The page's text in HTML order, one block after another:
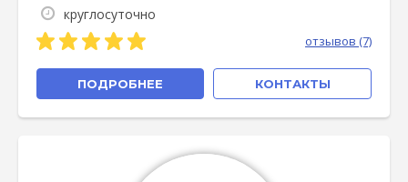
круглосуточно
отзывов (7)
ПОДРОБНЕЕ КОНТАКТЫ